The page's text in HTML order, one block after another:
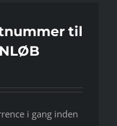
til
i gang inden